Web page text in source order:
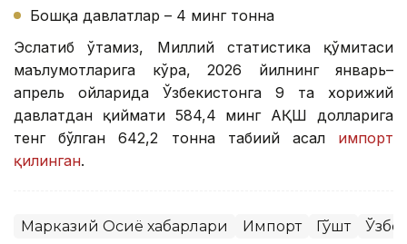
Бошқа давлатлар – 4 минг тонна
Эслатиб ўтамиз, Миллий статистика қўмитаси
маълумотларига кўра, 2026 йилнинг январь–
апрель ойларида Ўзбекистонга 9 та хорижий
давлатдан қиймати 584,4 минг АҚШ долларига
тенг бўлган 642,2 тонна табиий асал импорт
қилинган.
Марказий Осиё хабарлари Импорт Гўшт